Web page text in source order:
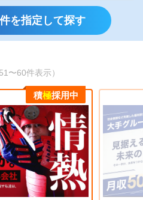
を指定して探す
51〜60件表示）
積極採用中